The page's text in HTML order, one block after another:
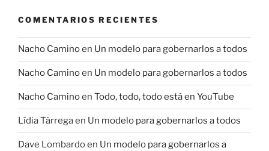
COMENTARIOS RECIENTES
Nacho Caminoen Un modelo para gobernarlos a todos
Nacho Caminoen Un modelo para gobernarlos a todos
Nacho Caminoen Todo, todo, todo está en YouTube
Lídia Tàrregaen Un modelo para gobernarlos a todos
Dave Lombardoen Un modelo para gobernarlos a